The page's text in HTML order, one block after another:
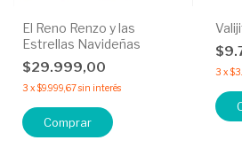
El Reno Renzo y las
Estrellas Navideñas
$29.999,00
3 x$9.999,67sin interés
3 x